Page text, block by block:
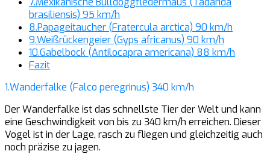
brasiliensis) 95 km/h
8.Papageitaucher (Fratercula arctica) 90 km/h
9.Weißrückengeier (Gyps africanus) 90 km/h
10.Gabelbock (Antilocapra americana) 88 km/h
Fazit
1.Wanderfalke (Falco peregrinus) 340 km/h
Der Wanderfalke ist das schnellste Tier der Welt und kann
eine Geschwindigkeit von bis zu 340 km/h erreichen. Dieser
Vogel ist in der Lage, rasch zu fliegen und gleichzeitig auch
noch präzise zu jagen.